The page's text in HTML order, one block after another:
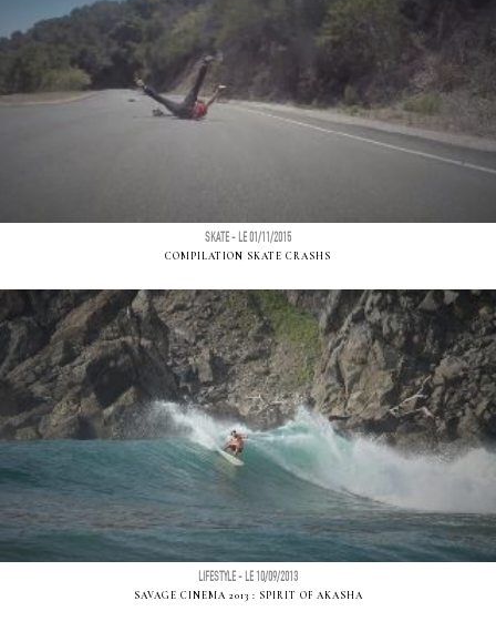
SKATE - LE 01/11/2015
COMPILATION SKATE CRASHS
LIFESTYLE - LE 10/09/2013
SAVAGE CINEMA 2013 : SPIRIT OF AKASHA